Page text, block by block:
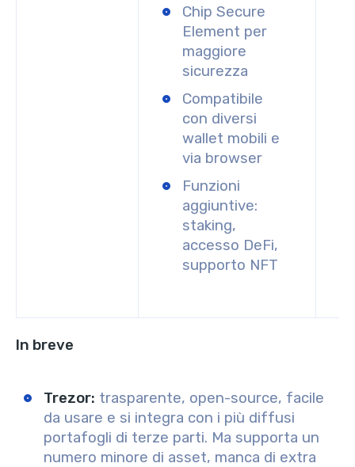
Chip Secure
Element per
maggiore
sicurezza
Compatibile
con diversi
wallet mobili e
via browser
Funzioni
aggiuntive:
staking,
accesso DeFi,
supporto NFT
In breve
Trezor: trasparente, open-source, facile
da usare e si integra con i più diffusi
portafogli di terze parti. Ma supporta un
numero minore di asset, manca di extra